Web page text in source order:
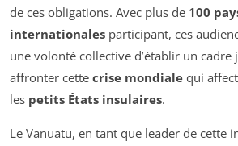
de ces obligations. Avec plus de 100
internationales participant, ces
une volonté collective d’établir un
affronter cette crise mondiale qui
les petits États insulaires.
Le Vanuatu, en tant que leader de cette